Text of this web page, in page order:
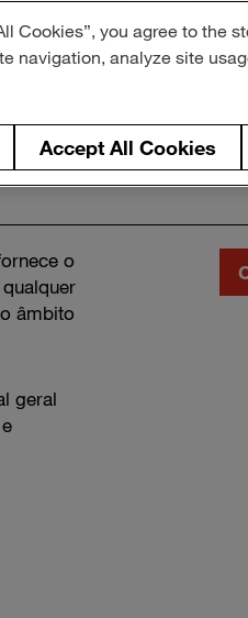
o
âmbito
geral
Cookies”, you agree to the
navigation, analyze site
Accept All Cookies